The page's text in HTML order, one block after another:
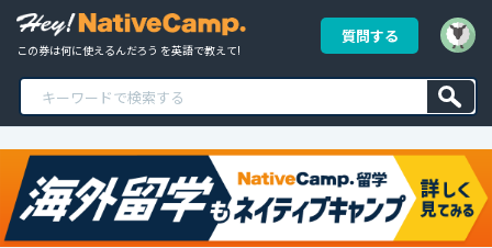
この券は何に使えるんだろう を英語で教えて!
質問する